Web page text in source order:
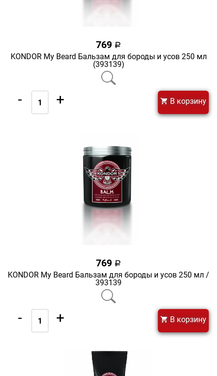
769 a
KONDOR My Beard Бальзам для бороды и усов 250 мл
(393139)
- + В корзину
769 a
KONDOR My Beard Бальзам для бороды и усов 250 мл /
393139
- + В корзину